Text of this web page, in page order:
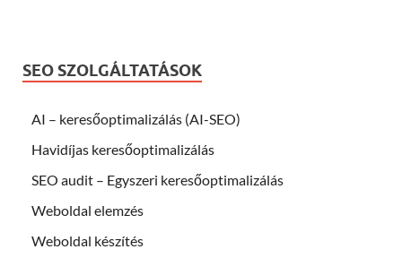
SEO SZOLGÁLTATÁSOK
AI – keresőoptimalizálás (AI-SEO)
Havidíjas keresőoptimalizálás
SEO audit – Egyszeri keresőoptimalizálás
Weboldal elemzés
Weboldal készítés